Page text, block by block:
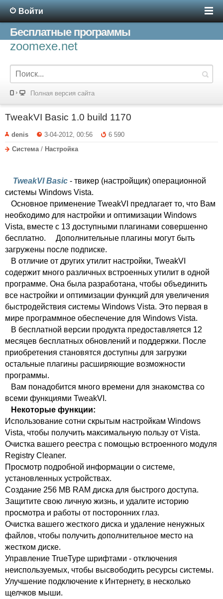
Войти
Бесплатные программы
zoomexe.net
Полная версия сайта
TweakVI Basic 1.0 build 1170
denis 3-04-2012, 00:56
6 590
Система / Настройка
TweakVI Basic - твикер (настройщик) операционной
системы Windows Vista.
Основное применение TweakVI предлагает то, что Вам
необходимо для настройки и оптимизации Windows
Vista, вместе с 13 доступными плагинами совершенно
бесплатно. Дополнительные плагины могут быть
загружены после подписке.
В отличие от других утилит настройки, TweakVI
содержит много различных встроенных утилит в одной
программе. Она была разработана, чтобы объединить
все настройки и оптимизации функций для увеличения
быстродействия системы Windows Vista. Это первая в
мире программное обеспечение для Windows Vista.
В бесплатной версии продукта предоставляется 12
месяцев бесплатных обновлений и поддержки. После
приобретения становятся доступны для загрузки
остальные плагины расширяющие возможности
программы.
Вам понадобится много времени для знакомства со
всеми функциями TweakVI.
Некоторые функции:
Использование сотни скрытым настройкам Windows
Vista, чтобы получить максимальную пользу от Vista.
Очистка вашего реестра с помощью встроенного модуля
Registry Cleaner.
Просмотр подробной информации о системе,
установленных устройствах.
Создание 256 MB RAM диска для быстрого доступа.
Защитите свою личную жизнь, и удалите историю
просмотра и работы от посторонних глаз.
Очистка вашего жесткого диска и удаление ненужных
файлов, чтобы получить дополнительное место на
жестком диске.
Управление TrueType шрифтами - отключения
неиспользуемых, чтобы высвободить ресурсы системы.
Улучшение подключение к Интернету, в несколько
щелчков мыши.